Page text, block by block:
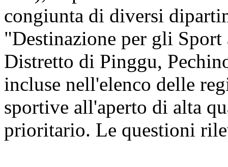
congiunta di diversi
"Destinazione per gli
Distretto di Pinggu,
incluse nell'elenco delle
sportive all'aperto di alta
prioritario. Le questioni